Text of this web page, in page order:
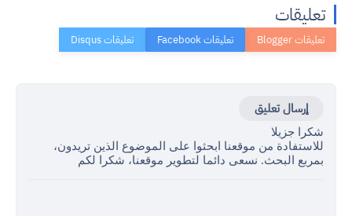
تعليقات
إرسال تعليق
شكرا جزيلا
للاستفادة من موقعنا ابحثوا على الموضوع الذين تريدون،
بمربع البحث. نسعى دائما لتطوير موقعنا، شكرا لكم